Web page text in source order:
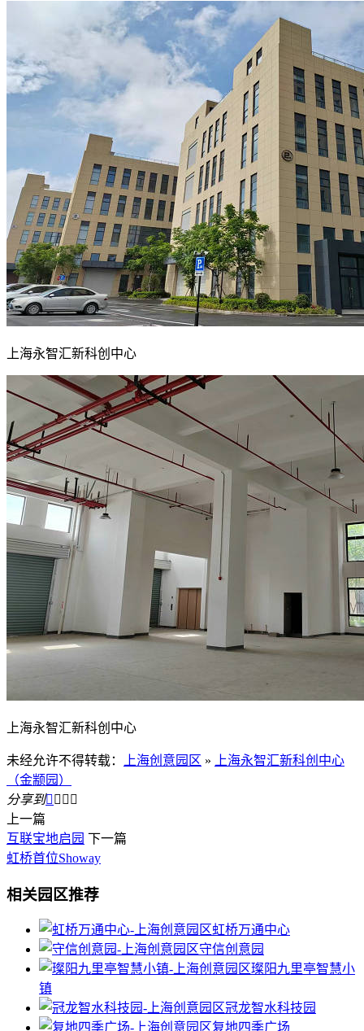
上海永智汇新科创中心
上海永智汇新科创中心
未经允许不得转载： 上海创意园区 »
上海永智汇新科创中心
（金颛园）
分享到   
上一篇
互联宝地启园 下一篇
虹桥首位Showay
相关园区推荐
虹桥万通中心
守信创意园
璨阳九里亭智慧小
镇
冠龙智水科技园
复地四季广场